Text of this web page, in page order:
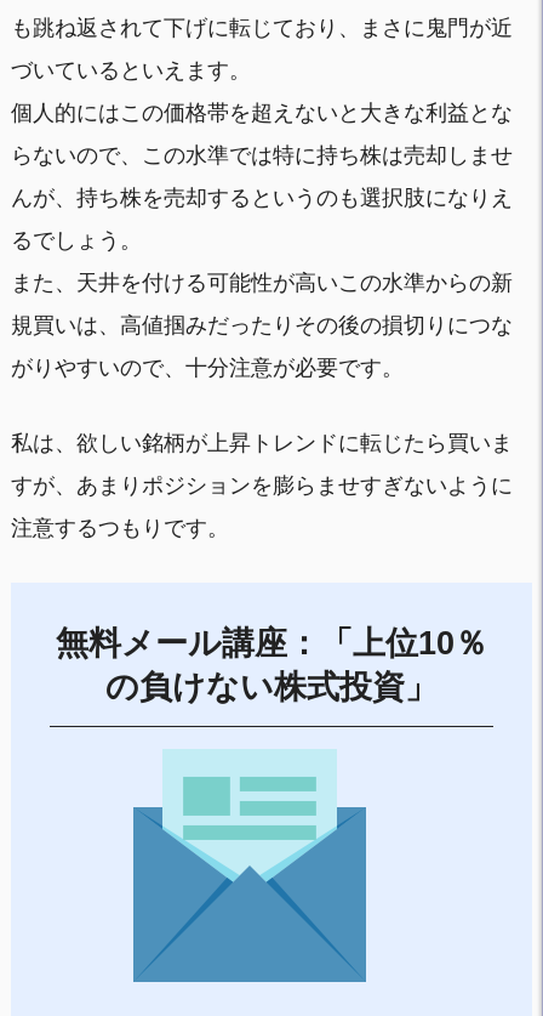
も跳ね返されて下げに転じており、まさに鬼門が近
づいているといえます。
個人的にはこの価格帯を超えないと大きな利益とな
らないので、この水準では特に持ち株は売却しませ
んが、持ち株を売却するというのも選択肢になりえ
るでしょう。
また、天井を付ける可能性が高いこの水準からの新
規買いは、高値掴みだったりその後の損切りにつな
がりやすいので、十分注意が必要です。
私は、欲しい銘柄が上昇トレンドに転じたら買いま
すが、あまりポジションを膨らませすぎないように
注意するつもりです。
無料メール講座：「上位10％
の負けない株式投資」